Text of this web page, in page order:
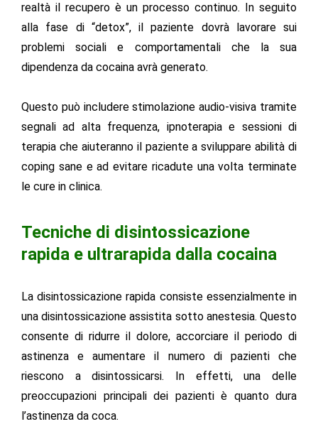
realtà il recupero è un processo continuo. In seguito
alla fase di “detox”, il paziente dovrà lavorare sui
problemi sociali e comportamentali che la sua
dipendenza da cocaina avrà generato.
Questo può includere stimolazione audio-visiva tramite
segnali ad alta frequenza, ipnoterapia e sessioni di
terapia che aiuteranno il paziente a sviluppare abilità di
coping sane e ad evitare ricadute una volta terminate
le cure in clinica.
Tecniche di disintossicazione
rapida e ultrarapida dalla cocaina
La disintossicazione rapida consiste essenzialmente in
una disintossicazione assistita sotto anestesia. Questo
consente di ridurre il dolore, accorciare il periodo di
astinenza e aumentare il numero di pazienti che
riescono a disintossicarsi. In effetti, una delle
preoccupazioni principali dei pazienti è quanto dura
l’astinenza da coca.